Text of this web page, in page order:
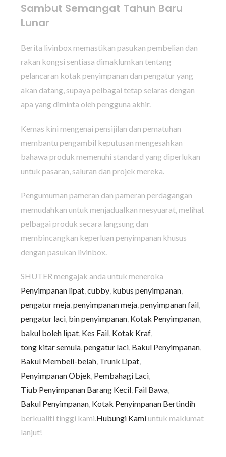
Sambut Semangat Tahun Baru
Lunar
Berita livinbox memastikan pasukan pembelian dan
rakan kongsi sentiasa dimaklumkan tentang
pelancaran kotak penyimpanan dan pengatur yang
akan datang, supaya pelbagai tetap selaras dengan
apa yang diminta oleh pengguna akhir.
Kemas kini mengenai pensijilan dan pematuhan
membantu pengambil keputusan mengesahkan
bahawa produk memenuhi standard yang diperlukan
untuk pasaran, saluran dan projek mereka.
Pengumuman pameran dan pameran perdagangan
memudahkan untuk menjadualkan mesyuarat, melihat
pelbagai produk secara langsung dan
membincangkan keperluan penyimpanan khusus
dengan pasukan livinbox.
SHUTER mengajak anda untuk meneroka
Penyimpanan lipat,cubby, kubus penyimpanan,
pengatur meja,penyimpanan meja,penyimpanan fail,
pengatur laci, bin penyimpanan, Kotak Penyimpanan,
bakul boleh lipat, Kes Fail, Kotak Kraf,
tong kitar semula,pengatur laci, Bakul Penyimpanan,
Bakul Membeli-belah, Trunk Lipat,
Penyimpanan Objek, Pembahagi Laci,
Tiub Penyimpanan Barang Kecil, Fail Bawa,
Bakul Penyimpanan, Kotak Penyimpanan Bertindih
berkualiti tinggi kami.Hubungi Kamiuntuk maklumat
lanjut!